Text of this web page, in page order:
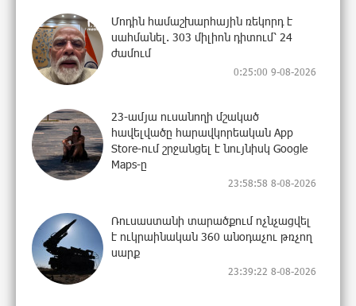
Մոդին համաշխարհային ռեկորդ է
սահմանել. 303 միլիոն դիտում՝ 24
ժամում
0:25:00 9-08-2026
23-ամյա ուսանողի մշակած
հավելվածը հարավկորեական App
Store-ում շրջանցել է նույնիսկ Google
Maps-ը
23:58:58 8-08-2026
Ռուսաստանի տարածքում ոչնչացվել
է ուկրաինական 360 անօդաչու թռչող
սարք
23:39:22 8-08-2026